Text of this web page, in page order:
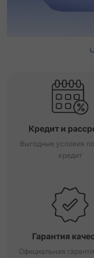
Кредит и
Выгодные условия
кредит
Гарантия
Официальная